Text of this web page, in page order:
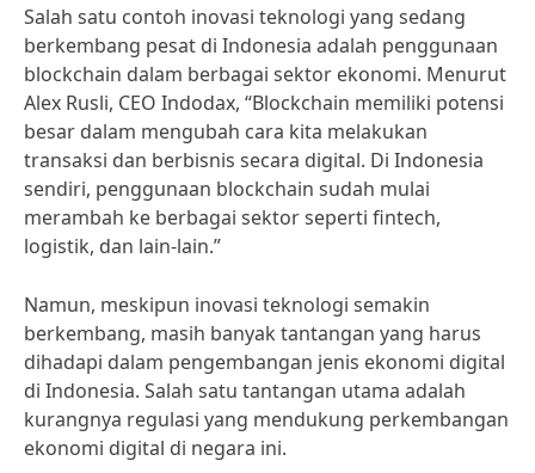
Salah satu contoh inovasi teknologi yang sedang
berkembang pesat di Indonesia adalah penggunaan
blockchain dalam berbagai sektor ekonomi. Menurut
Alex Rusli, CEO Indodax, “Blockchain memiliki potensi
besar dalam mengubah cara kita melakukan
transaksi dan berbisnis secara digital. Di Indonesia
sendiri, penggunaan blockchain sudah mulai
merambah ke berbagai sektor seperti fintech,
logistik, dan lain-lain.”
Namun, meskipun inovasi teknologi semakin
berkembang, masih banyak tantangan yang harus
dihadapi dalam pengembangan jenis ekonomi digital
di Indonesia. Salah satu tantangan utama adalah
kurangnya regulasi yang mendukung perkembangan
ekonomi digital di negara ini.